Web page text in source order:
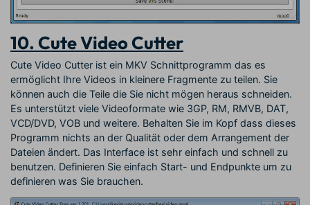
10. Cute Video Cutter
Cute Video Cutter ist ein MKV Schnittprogramm das es
ermöglicht Ihre Videos in kleinere Fragmente zu teilen. Sie
können auch die Teile die Sie nicht mögen heraus schneiden.
Es unterstützt viele Videoformate wie 3GP, RM, RMVB, DAT,
VCD/DVD, VOB und weitere. Behalten Sie im Kopf dass dieses
Programm nichts an der Qualität oder dem Arrangement der
Dateien ändert. Das Interface ist sehr einfach und schnell zu
benutzen. Definieren Sie einfach Start- und Endpunkte um zu
definieren was Sie brauchen.